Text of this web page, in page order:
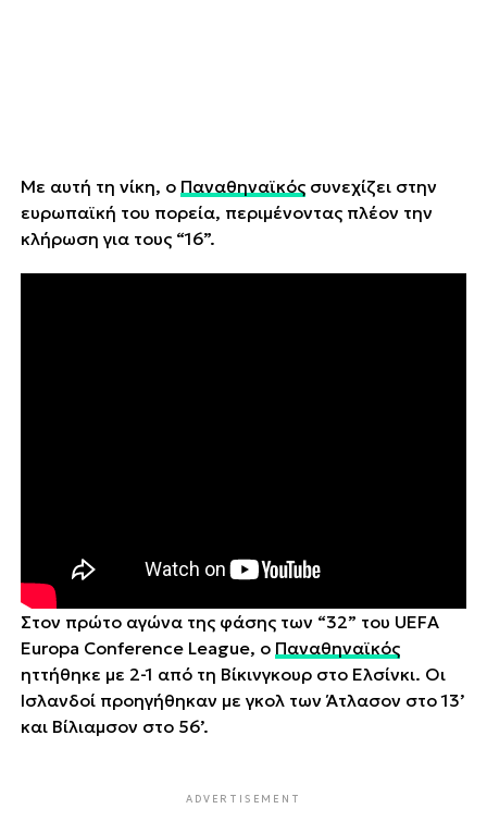
Με αυτή τη νίκη, ο Παναθηναϊκόςσυνεχίζει στην
ευρωπαϊκή του πορεία, περιμένοντας πλέον την
κλήρωση για τους “16”.
Στον πρώτο αγώνα της φάσης των “32” του UEFA
Europa Conference League, ο Παναθηναϊκός
ηττήθηκε με 2-1 από τη Βίκινγκουρ στο Ελσίνκι. Οι
Ισλανδοί προηγήθηκαν με γκολ των Άτλασον στο 13’
και Βίλιαμσον στο 56’.
ADVERTISEMENT